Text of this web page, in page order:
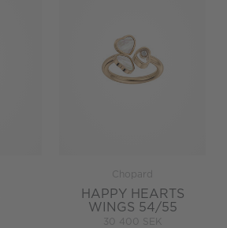
Chopard
HAPPY HEARTS
WINGS 54/55
30 400 SEK